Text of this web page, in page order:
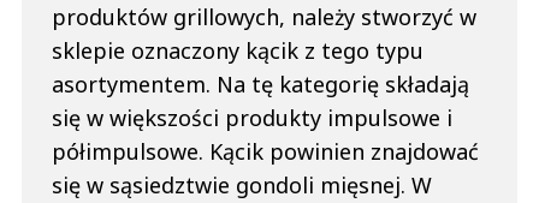
produktów grillowych, należy stworzyć w
sklepie oznaczony kącik z tego typu
asortymentem. Na tę kategorię składają
się w większości produkty impulsowe i
półimpulsowe. Kącik powinien znajdować
się w sąsiedztwie gondoli mięsnej. W